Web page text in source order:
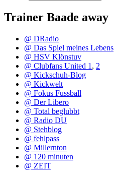
Trainer Baade away
@ DRadio
@ Das Spiel meines Lebens
@ HSV Klönstuv
@ Clubfans United 1 , 2
@ Kickschuh-Blog
@ Kickwelt
@ Fokus Fussball
@ Der Libero
@ Total beglubbt
@ Radio DU
@ Stehblog
@ fehlpass
@ Millernton
@ 120 minuten
@ ZEIT